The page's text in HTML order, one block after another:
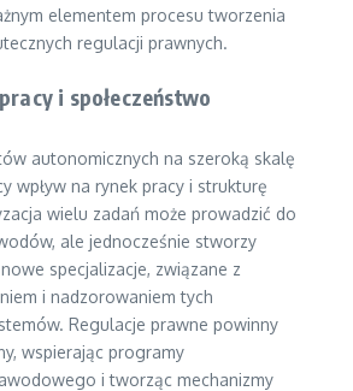
elementem procesu tworzenia
regulacji prawnych.
i społeczeństwo
autonomicznych na szeroką skalę
wpływ na rynek pracy i strukturę
wielu zadań może prowadzić do
ale jednocześnie stworzy
specjalizacje, związane z
i nadzorowaniem tych
Regulacje prawne powinny
wspierając programy
i tworząc mechanizmy